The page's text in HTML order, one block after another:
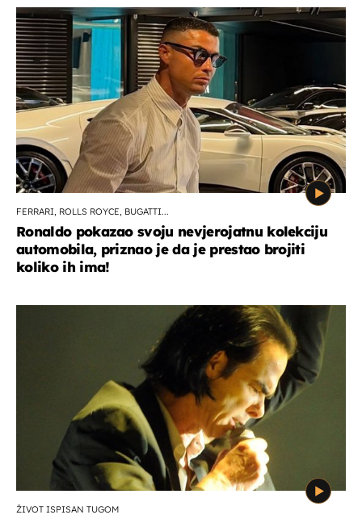
FERRARI, ROLLS ROYCE, BUGATTI...
Ronaldo pokazao svoju nevjerojatnu kolekciju
automobila, priznao je da je prestao brojiti
koliko ih ima!
ŽIVOT ISPISAN TUGOM